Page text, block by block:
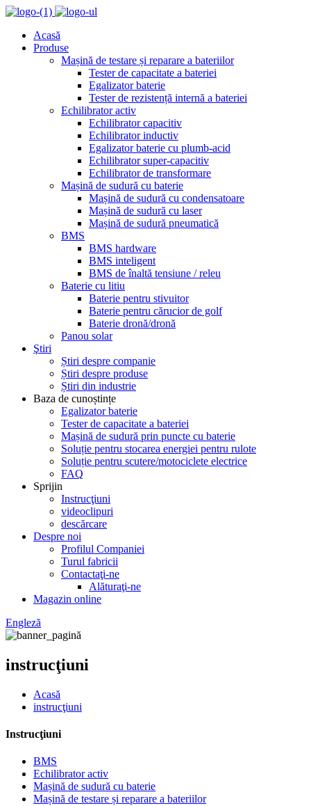
Acasă
Produse
Mașină de testare și reparare a bateriilor
Tester de capacitate a bateriei
Egalizator baterie
Tester de rezistență internă a bateriei
Echilibrator activ
Echilibrator capacitiv
Echilibrator inductiv
Egalizator baterie cu plumb-acid
Echilibrator super-capacitiv
Echilibrator de transformare
Mașină de sudură cu baterie
Mașină de sudură cu condensatoare
Mașină de sudură cu laser
Mașină de sudură pneumatică
BMS
BMS hardware
BMS inteligent
BMS de înaltă tensiune / releu
Baterie cu litiu
Baterie pentru stivuitor
Baterie pentru cărucior de golf
Baterie dronă/dronă
Panou solar
Ştiri
Știri despre companie
Știri despre produse
Știri din industrie
Baza de cunoștințe
Egalizator baterie
Tester de capacitate a bateriei
Mașină de sudură prin puncte cu baterie
Soluție pentru stocarea energiei pentru rulote
Soluție pentru scutere/motociclete electrice
FAQ
Sprijin
Instrucţiuni
videoclipuri
descărcare
Despre noi
Profilul Companiei
Turul fabricii
Contactaţi-ne
Alăturaţi-ne
Magazin online
Engleză
instrucţiuni
Acasă
instrucţiuni
Instrucţiuni
BMS
Echilibrator activ
Mașină de sudură cu baterie
Mașină de testare și reparare a bateriilor